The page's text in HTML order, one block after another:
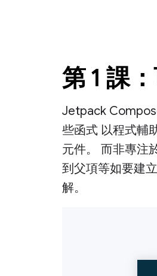
第 1 課
Jetpack
些函式 以程式輔
元件。 而非專注
到父項等如要建
解。